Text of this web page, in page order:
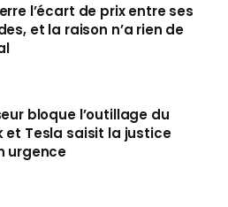
l’écart de prix entre ses
et la raison n’a rien de
bloque l’outillage du
et Tesla saisit la justice
urgence